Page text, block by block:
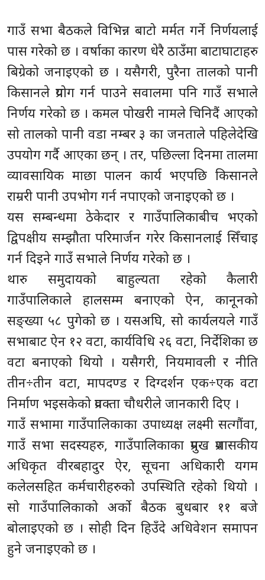
गाउँ सभा बैठकले विभिन्न बाटो मर्मत गर्ने निर्णयलाई
पास गरेको छ । वर्षाका कारण धेरै ठाउँमा बाटाघाटाहरु
बिग्रेको जनाइएको छ । यसैगरी, पुरैना तालको पानी
किसानले प्रयोग गर्न पाउने सवालमा पनि गाउँ सभाले
निर्णय गरेको छ । कमल पोखरी नामले चिनिदैं आएको
सो तालको पानी वडा नम्बर ३ का जनताले पहिलेदेखि
उपयोग गर्दै आएका छन् । तर, पछिल्ला दिनमा तालमा
व्यावसायिक माछा पालन कार्य भएपछि किसानले
राम्ररी पानी उपभोग गर्न नपाएको जनाइएको छ ।
यस सम्बन्धमा ठेकेदार र गाउँपालिकाबीच भएको
द्विपक्षीय सम्झौता परिमार्जन गरेर किसानलाई सिँचाइ
गर्न दिइने गाउँ सभाले निर्णय गरेको छ ।
थारु समुदायको बाहुल्यता रहेको कैलारी
गाउँपालिकाले हालसम्म बनाएको ऐन, कानूनको
सङ्ख्या ५८ पुगेको छ । यसअघि, सो कार्यलयले गाउँ
सभाबाट ऐन १२ वटा, कार्यविधि २६ वटा, निर्देशिका छ
वटा बनाएको थियो । यसैगरी, नियमावली र नीति
तीन÷तीन वटा, मापदण्ड र दिग्दर्शन एक÷एक वटा
निर्माण भइसकेको प्रवक्ता चौधरीले जानकारी दिए ।
गाउँ सभामा गाउँपालिकाका उपाध्यक्ष लक्ष्मी सत्गौंवा,
गाउँ सभा सदस्यहरु, गाउँपालिकाका प्रमुख प्रशासकीय
अधिकृत वीरबहादुर ऐर, सूचना अधिकारी यगम
कलेलसहित कर्मचारीहरुको उपस्थिति रहेको थियो ।
सो गाउँपालिकाको अर्को बैठक बुधबार ११ बजे
बोलाइएको छ । सोही दिन हिउँदे अधिवेशन समापन
हुने जनाइएको छ ।